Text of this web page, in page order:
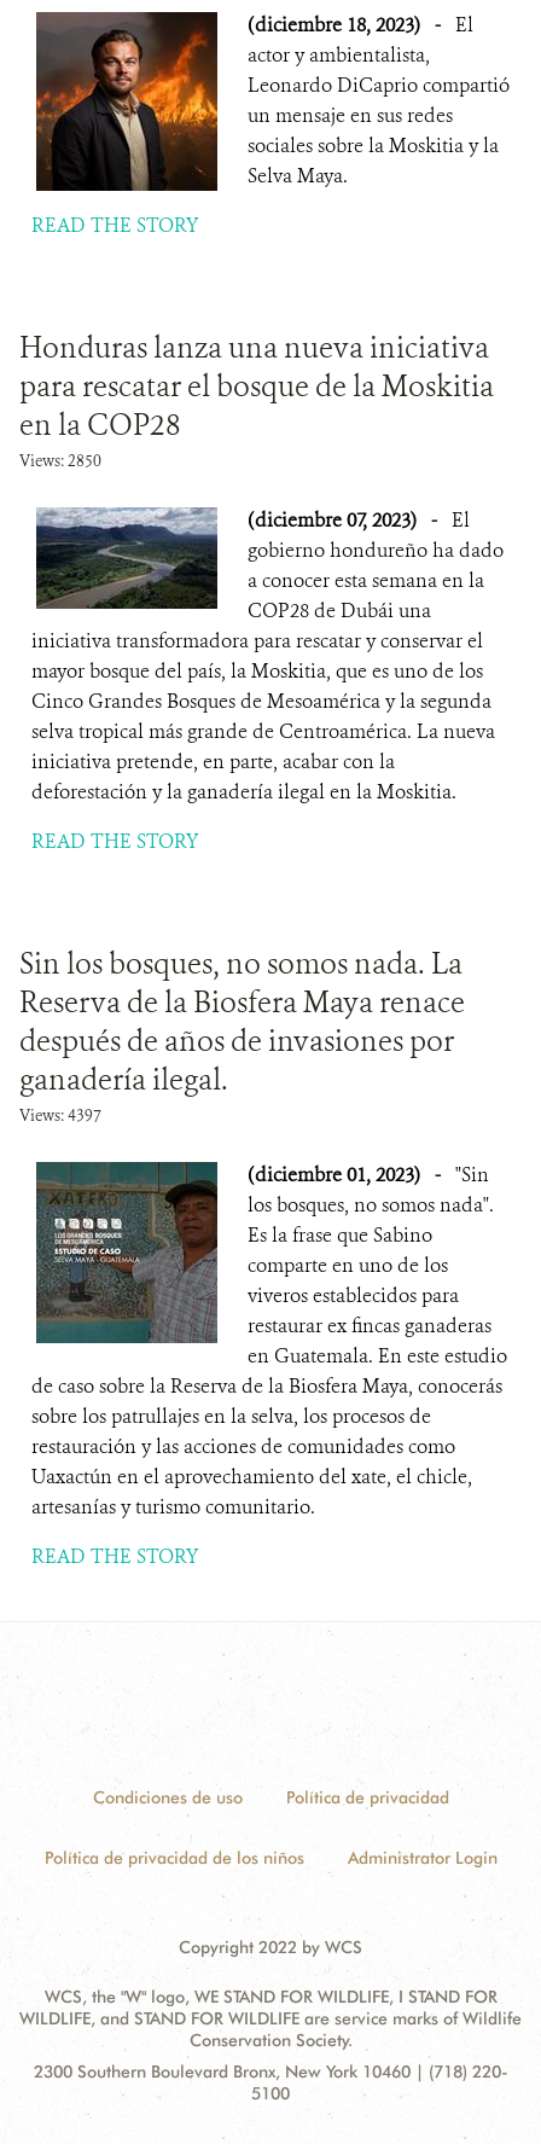
(diciembre 18, 2023) - El
actor y ambientalista,
Leonardo DiCaprio compartió
un mensaje en sus redes
sociales sobre la Moskitia y la
Selva Maya.
READ THE STORY
Honduras lanza una nueva iniciativa
para rescatar el bosque de la Moskitia
en la COP28
Views: 2850
(diciembre 07, 2023) - El
gobierno hondureño ha dado
a conocer esta semana en la
COP28 de Dubái una
iniciativa transformadora para rescatar y conservar el
mayor bosque del país, la Moskitia, que es uno de los
Cinco Grandes Bosques de Mesoamérica y la segunda
selva tropical más grande de Centroamérica. La nueva
iniciativa pretende, en parte, acabar con la
deforestación y la ganadería ilegal en la Moskitia.
READ THE STORY
Sin los bosques, no somos nada. La
Reserva de la Biosfera Maya renace
después de años de invasiones por
ganadería ilegal.
Views: 4397
(diciembre 01, 2023) - "Sin
los bosques, no somos nada".
Es la frase que Sabino
comparte en uno de los
viveros establecidos para
restaurar ex fincas ganaderas
en Guatemala. En este estudio
de caso sobre la Reserva de la Biosfera Maya, conocerás
sobre los patrullajes en la selva, los procesos de
restauración y las acciones de comunidades como
Uaxactún en el aprovechamiento del xate, el chicle,
artesanías y turismo comunitario.
READ THE STORY
Condiciones de uso Política de privacidad
Política de privacidad de los niños Administrator Login
Copyright 2022 by WCS
WCS, the "W" logo, WE STAND FOR WILDLIFE, I STAND FOR
WILDLIFE, and STAND FOR WILDLIFE are service marks of Wildlife
Conservation Society.
Contact
Address:
2300 Southern Boulevard Bronx, New York 10460 | (718) 220-
5100